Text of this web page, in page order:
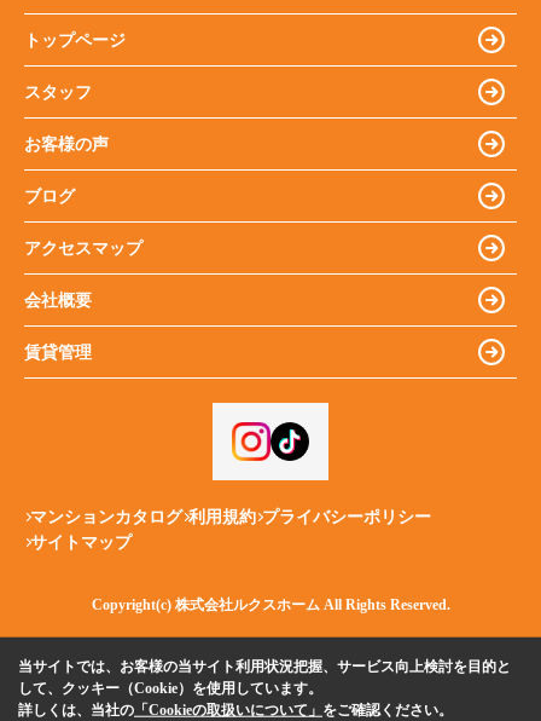
トップページ
スタッフ
お客様の声
ブログ
アクセスマップ
会社概要
賃貸管理
マンションカタログ 利用規約 プライバシーポリシー
サイトマップ
Copyright(c) 株式会社ルクスホーム All Rights Reserved.
当サイトでは、お客様の当サイト利用状況把握、サービス向上検討を目的と
して、クッキー（Cookie）を使用しています。
詳しくは、当社の 「Cookieの取扱いについて」 をご確認ください。